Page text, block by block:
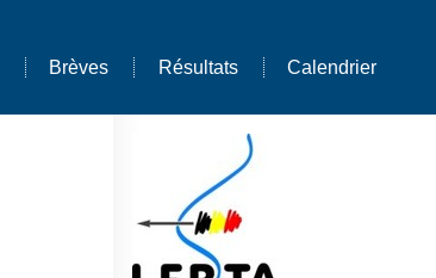
Brèves Résultats Calendrier